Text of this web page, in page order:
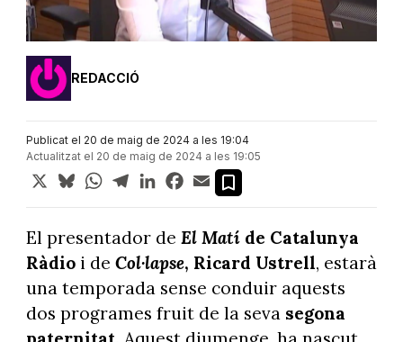
REDACCIÓ
Publicat el 20 de maig de 2024 a les 19:04
Actualitzat el 20 de maig de 2024 a les 19:05
X BlueskyWhatsApp
TelegramLinkedInFacebook
Email
El presentador de El Matí de Catalunya
Ràdioi de Col·lapse, Ricard Ustrell, estarà
una temporada sense conduir aquests
dos programes fruit de la sevasegona